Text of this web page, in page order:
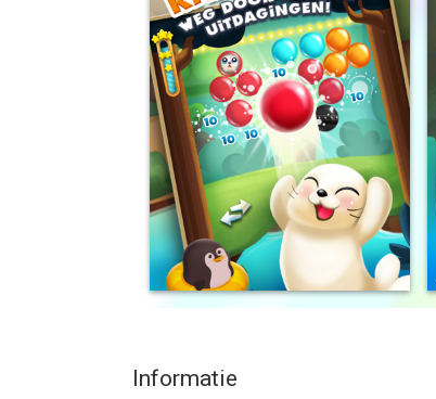
-Er zijn meer dan 100 match-3-puzzels
-KNAL je een weg door en om 19 unieke
-POWER-UP met bubbelboosts om je een
-VERKEN een sprankelende theetuin,
-DAAG je vrienden UIT op de
-GRATIS TE SPELEN met GRATIS updates!
Polar Pop Mania is de coolste
Houd er rekening mee dat je Polar Pop
geld dingen kunt kopen. Om deze
Beperkingen. Je kunt in-app-aankopen
Informatie